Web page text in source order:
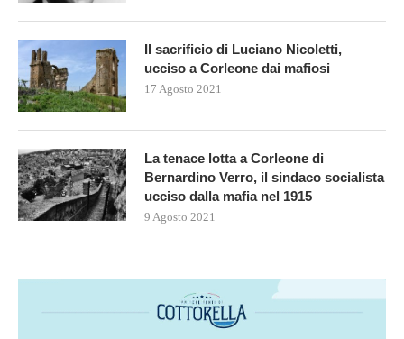
Il sacrificio di Luciano Nicoletti,
ucciso a Corleone dai mafiosi
17 Agosto 2021
La tenace lotta a Corleone di
Bernardino Verro, il sindaco socialista
ucciso dalla mafia nel 1915
9 Agosto 2021